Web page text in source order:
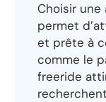
Choisir une
permet
et prête à
comme le
freeride